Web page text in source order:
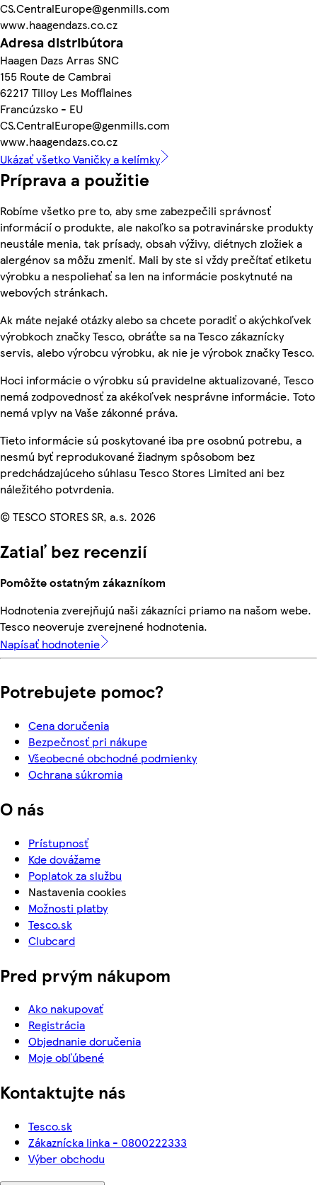
CS.CentralEurope@genmills.com
www.haagendazs.co.cz
Adresa distribútora
Haagen Dazs Arras SNC
155 Route de Cambrai
62217 Tilloy Les Mofflaines
Francúzsko - EU
CS.CentralEurope@genmills.com
www.haagendazs.co.cz
Ukázať všetko Vaničky a kelímky
Príprava a použitie
Robíme všetko pre to, aby sme zabezpečili správnosť
informácií o produkte, ale nakoľko sa potravinárske produkty
neustále menia, tak prísady, obsah výživy, diétnych zložiek a
alergénov sa môžu zmeniť. Mali by ste si vždy prečítať etiketu
výrobku a nespoliehať sa len na informácie poskytnuté na
webových stránkach.
Ak máte nejaké otázky alebo sa chcete poradiť o akýchkoľvek
výrobkoch značky Tesco, obráťte sa na Tesco zákaznícky
servis, alebo výrobcu výrobku, ak nie je výrobok značky Tesco.
Hoci informácie o výrobku sú pravidelne aktualizované, Tesco
nemá zodpovednosť za akékoľvek nesprávne informácie. Toto
nemá vplyv na Vaše zákonné práva.
Tieto informácie sú poskytované iba pre osobnú potrebu, a
nesmú byť reprodukované žiadnym spôsobom bez
predchádzajúceho súhlasu Tesco Stores Limited ani bez
náležitého potvrdenia.
© TESCO STORES SR, a.s. 2026
Zatiaľ bez recenzií
Pomôžte ostatným zákazníkom
Hodnotenia zverejňujú naši zákazníci priamo na našom webe.
Tesco neoveruje zverejnené hodnotenia.
Napísať hodnotenie
Potrebujete pomoc?
Cena doručenia
Bezpečnosť pri nákupe
Všeobecné obchodné podmienky
Ochrana súkromia
O nás
Prístupnosť
Kde dovážame
Poplatok za službu
Nastavenia cookies
Možnosti platby
Tesco.sk
Clubcard
Pred prvým nákupom
Ako nakupovať
Registrácia
Objednanie doručenia
Moje obľúbené
Kontaktujte nás
Tesco.sk
Zákaznícka linka - 0800222333
Výber obchodu